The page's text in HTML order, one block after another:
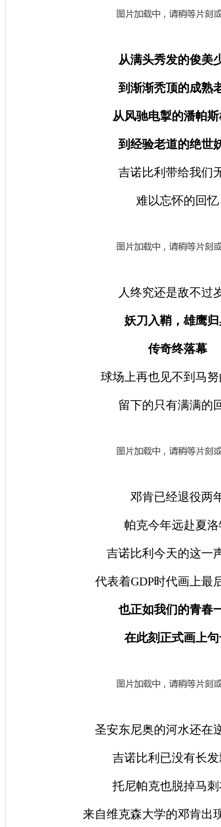
从满头秀发的俊美
到渐渐秃顶的成熟
从风驰电掣的潘帕
到经验老道的绝世
吉诺比利带给我们
难以忘怀的回忆
人终究还是敌不过
妖刀入鞘，雄鹰
传奇终落幕
球场上再也见不到马
留下的只有满满的
邓肯已经退役两
帕克今年远赴夏
吉诺比利今天的这一
代表着GDP时代画上最
也正如我们的青春
在此刻正式画上
圣安东尼奥的河水还在
吉诺比利已没有长
托尼帕克也脱掉马
来自维克森大学的邓肯出